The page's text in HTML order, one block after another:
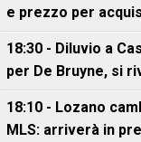
e prezzo per
18:30 - Diluvio a
per De Bruyne, si
18:10 - Lozano
MLS: arriverà in